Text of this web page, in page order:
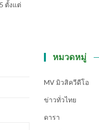
ตั้งแต่
หมวดหมู่
MV มิวสิควีดีโอ
ข่าวทั่วไทย
ดารา